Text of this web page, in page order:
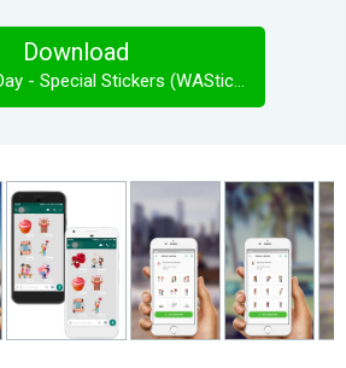
Download
Valentines Day - Special Stickers (WAStickerApps)